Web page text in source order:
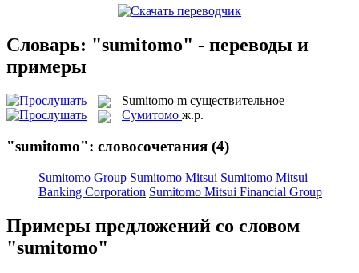
Словарь: "sumitomo" - переводы и
примеры
Sumitomo m существительное
Сумитомо ж.р.
"sumitomo": словосочетания (4)
Sumitomo Group Sumitomo Mitsui Sumitomo Mitsui
Banking Corporation Sumitomo Mitsui Financial Group
Примеры предложений со словом
"sumitomo"